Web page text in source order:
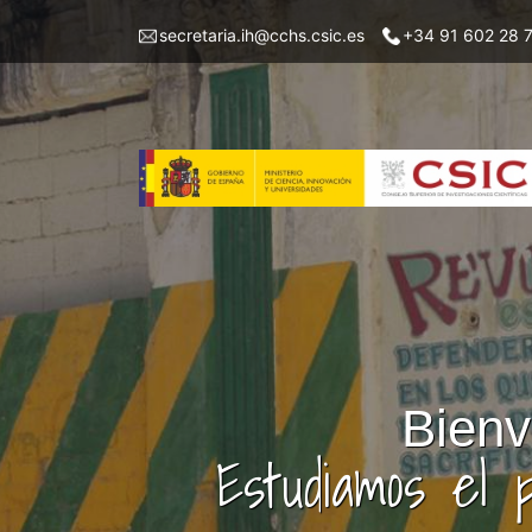
contenido
principal
Menu
left
secretaria.ih@cchs.csic.es +34 91 602 28
Estudiamos